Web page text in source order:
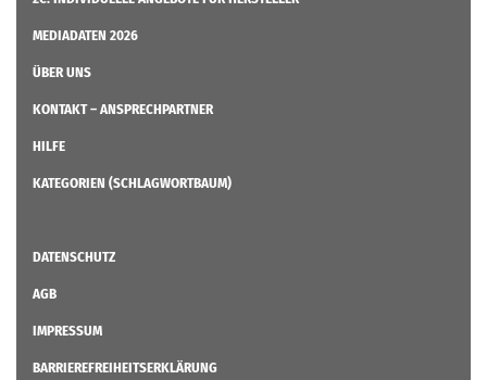
MEDIADATEN 2026
ÜBER UNS
KONTAKT – ANSPRECHPARTNER
HILFE
KATEGORIEN (SCHLAGWORTBAUM)
DATENSCHUTZ
AGB
IMPRESSUM
BARRIEREFREIHEITSERKLÄRUNG